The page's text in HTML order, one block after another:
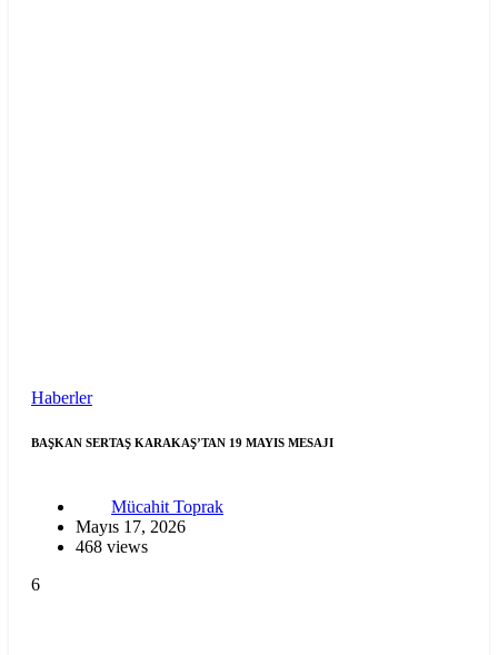
Haberler
BAŞKAN SERTAŞ KARAKAŞ’TAN 19 MAYIS MESAJI
Mücahit Toprak
Mayıs 17, 2026
468 views
6